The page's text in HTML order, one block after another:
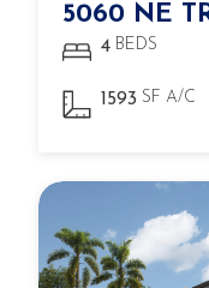
5060 NE
4 BEDS
1593 SF A/C